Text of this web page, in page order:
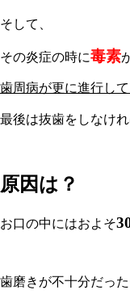
そして、
その炎症の時に毒素
歯周病が更に進行して
最後は抜歯をしなけ
原因は？
お口の中にはおよそ
歯磨きが不十分だった